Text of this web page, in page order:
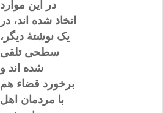
در این موارد
اتخاذ شده اند، در
یک نوشتۀ دیگر،
سطحی تلقی
شده اند و
برخورد قضاء هم
با مردمان اهل